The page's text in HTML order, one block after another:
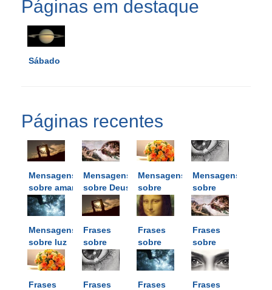
Páginas em destaque
Sábado
Páginas recentes
Mensagens
sobre amar
Mensagens
sobre Deus
Mensagens
sobre
flores
Mensagens
sobre
lágrimas
Mensagens
sobre luz
Frases
sobre
amar
Frases
sobre
arte
Frases
sobre
Deus
Frases
Frases
Frases
Frases